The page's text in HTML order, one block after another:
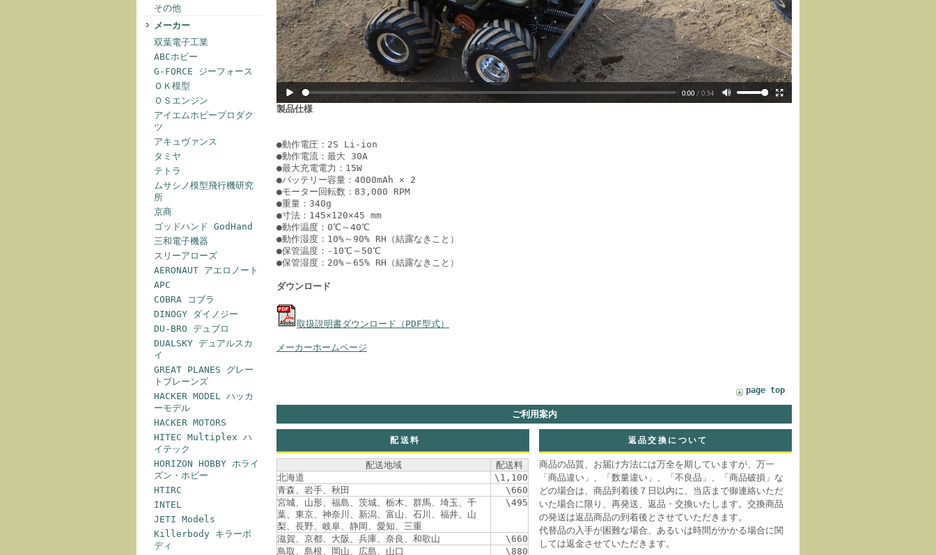
その他
メーカー
双葉電子工業
ABCホビー
G-FORCE ジーフォース
ＯＫ模型
ＯＳエンジン
アイエムホビープロダク
ツ
アキュヴァンス
タミヤ
テトラ
ムサシノ模型飛行機研究
所
京商
ゴッドハンド GodHand
三和電子機器
スリーアローズ
AERONAUT アエロノート
APC
COBRA コブラ
DINOGY ダイノジー
DU-BRO デュブロ
DUALSKY デュアルスカ
イ
GREAT PLANES グレー
トプレーンズ
HACKER MODEL ハッカ
ーモデル
HACKER MOTORS
HITEC Multiplex ハ
イテック
HORIZON HOBBY ホライ
ズン・ホビー
HTIRC
INTEL
JETI Models
Killerbody キラーボ
ディ
製品仕様
●動作電圧：2S Li-ion
●動作電流：最大 30A
●最大充電電力：15W
●バッテリー容量：4000mAh × 2
●モーター回転数：83,000 RPM
●重量：340g
●寸法：145×120×45 mm
●動作温度：0℃～40℃
●動作湿度：10%～90% RH（結露なきこと）
●保管温度：-10℃～50℃
●保管湿度：20%～65% RH（結露なきこと）
ダウンロード
取扱説明書ダウンロード（PDF型式）
メーカーホームページ
page top
ご利用案内
配送料
配送地域
配送料
北海道
\1,100
青森、岩手、秋田
\660
宮城、山形、福島、茨城、栃木、群馬、埼玉、千
葉、東京、神奈川、新潟、富山、石川、福井、山
梨、長野、岐阜、静岡、愛知、三重
\495
滋賀、京都、大阪、兵庫、奈良、和歌山
\660
鳥取、島根、岡山、広島、山口
\880
返品交換について
商品の品質、お届け方法には万全を期していますが、万一
「商品違い」、「数量違い」、「不良品」、「商品破損」な
どの場合は、商品到着後７日以内に、当店まで御連絡いただ
いた場合に限り、再発送、返品・交換いたします。交換商品
の発送は返品商品の到着後とさせていただきます。
代替品の入手が困難な場合、あるいは時間がかかる場合に関
しては返金させていただきます。